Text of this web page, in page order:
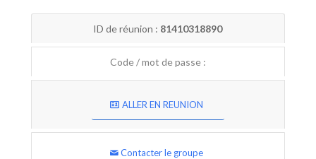
ID de réunion : 81410318890
Code / mot de passe :
ALLER EN REUNION
Contacter le groupe